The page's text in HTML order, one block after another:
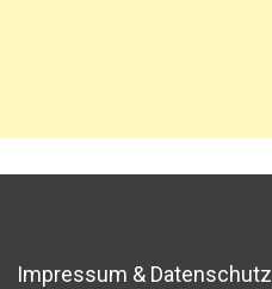
Impressum & Datenschutz